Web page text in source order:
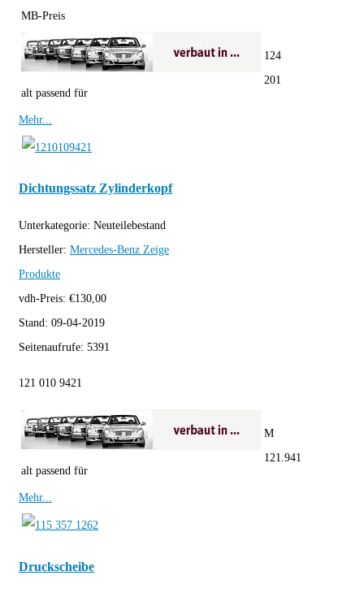
MB-Preis
alt passend für
124
201
Mehr...
Dichtungssatz Zylinderkopf
Unterkategorie: Neuteilebestand
Hersteller: Mercedes-Benz Zeige
Produkte
vdh-Preis: €130,00
Stand: 09-04-2019
Seitenaufrufe: 5391
121 010 9421
alt passend für
M
121.941
Mehr...
Druckscheibe